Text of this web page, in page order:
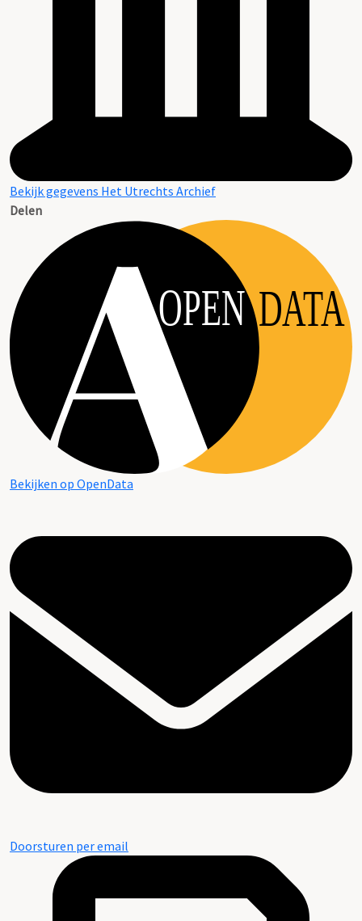
Bekijk gegevens Het Utrechts Archief
Delen
OPEN DATA
Bekijken op OpenData
Doorsturen per email